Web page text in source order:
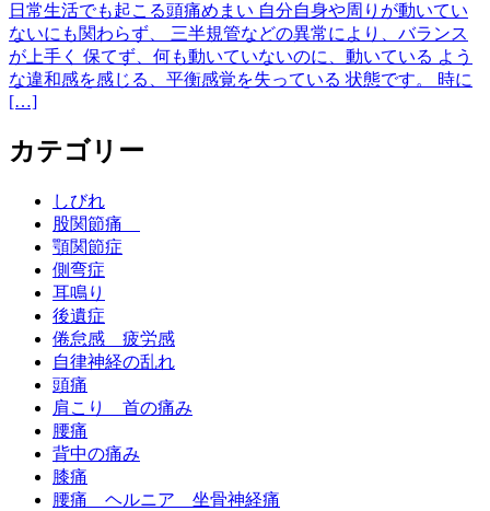
日常生活でも起こる頭痛めまい 自分自身や周りが動いてい
ないにも関わらず、 三半規管などの異常により、バランス
が上手く 保てず、何も動いていないのに、動いている よう
な違和感を感じる、平衡感覚を失っている 状態です。 時に
[…]
カテゴリー
しびれ
股関節痛
顎関節症
側弯症
耳鳴り
後遺症
倦怠感 疲労感
自律神経の乱れ
頭痛
肩こり 首の痛み
腰痛
背中の痛み
膝痛
腰痛 ヘルニア 坐骨神経痛